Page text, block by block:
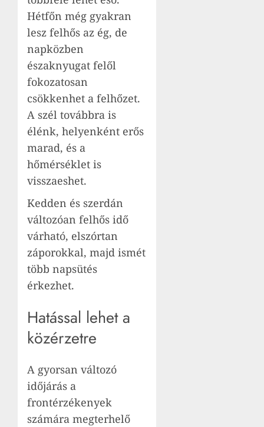
Hétfőn még gyakran
lesz felhős az ég, de
napközben
északnyugat felől
fokozatosan
csökkenhet a felhőzet.
A szél továbbra is
élénk, helyenként erős
marad, és a
hőmérséklet is
visszaeshet.
Kedden és szerdán
változóan felhős idő
várható, elszórtan
záporokkal, majd ismét
több napsütés
érkezhet.
Hatással lehet a
közérzetre
A gyorsan változó
időjárás a
frontérzékenyek
számára megterhelő